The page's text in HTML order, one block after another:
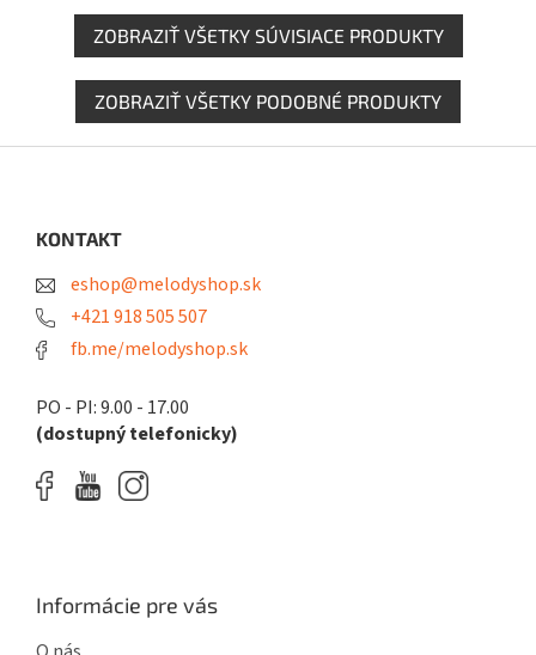
hviezdičiek.
ZOBRAZIŤ VŠETKY SÚVISIACE PRODUKTY
ZOBRAZIŤ VŠETKY PODOBNÉ PRODUKTY
KONTAKT
eshop@melodyshop.sk
+421 918 505 507
fb.me/melodyshop.sk
PO - PI: 9.00 - 17.00
(dostupný telefonicky)
Informácie pre vás